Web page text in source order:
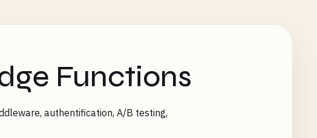
Functions
authentification, A/B testing,